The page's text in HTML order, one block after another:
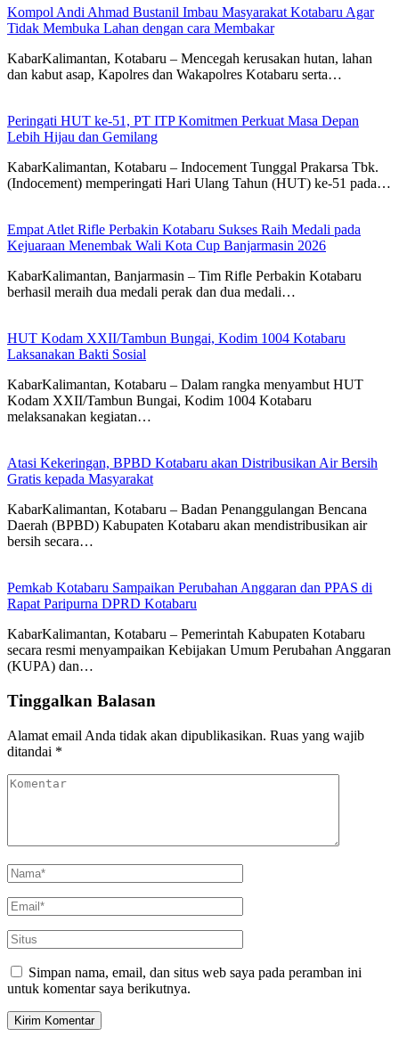
Kompol Andi Ahmad Bustanil Imbau Masyarakat Kotabaru Agar
Tidak Membuka Lahan dengan cara Membakar
KabarKalimantan, Kotabaru – Mencegah kerusakan hutan, lahan
dan kabut asap, Kapolres dan Wakapolres Kotabaru serta…
Peringati HUT ke-51, PT ITP Komitmen Perkuat Masa Depan
Lebih Hijau dan Gemilang
KabarKalimantan, Kotabaru – Indocement Tunggal Prakarsa Tbk.
(Indocement) memperingati Hari Ulang Tahun (HUT) ke-51 pada…
Empat Atlet Rifle Perbakin Kotabaru Sukses Raih Medali pada
Kejuaraan Menembak Wali Kota Cup Banjarmasin 2026
KabarKalimantan, Banjarmasin – Tim Rifle Perbakin Kotabaru
berhasil meraih dua medali perak dan dua medali…
HUT Kodam XXII/Tambun Bungai, Kodim 1004 Kotabaru
Laksanakan Bakti Sosial
KabarKalimantan, Kotabaru – Dalam rangka menyambut HUT
Kodam XXII/Tambun Bungai, Kodim 1004 Kotabaru
melaksanakan kegiatan…
Atasi Kekeringan, BPBD Kotabaru akan Distribusikan Air Bersih
Gratis kepada Masyarakat
KabarKalimantan, Kotabaru – Badan Penanggulangan Bencana
Daerah (BPBD) Kabupaten Kotabaru akan mendistribusikan air
bersih secara…
Pemkab Kotabaru Sampaikan Perubahan Anggaran dan PPAS di
Rapat Paripurna DPRD Kotabaru
KabarKalimantan, Kotabaru – Pemerintah Kabupaten Kotabaru
secara resmi menyampaikan Kebijakan Umum Perubahan Anggaran
(KUPA) dan…
Tinggalkan Balasan
Alamat email Anda tidak akan dipublikasikan. Ruas yang wajib
ditandai *
Simpan nama, email, dan situs web saya pada peramban ini
untuk komentar saya berikutnya.